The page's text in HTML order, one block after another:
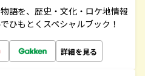
語を、歴史・文化・ロケ地情報
ひもとくスペシャルブック！
詳細を見る